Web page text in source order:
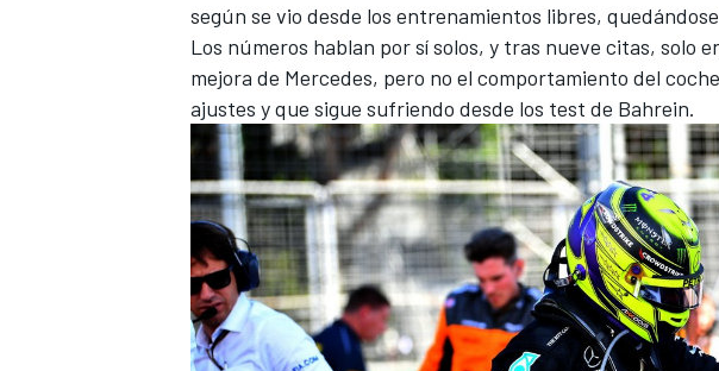
MÁS CATEGORÍAS
según se vio desde los entrenamientos libres,
Los números hablan por sí solos, y tras nueve citas, solo
mejora de Mercedes, pero no el comportamiento del
ajustes y que sigue sufriendo desde los test de Bahrein.